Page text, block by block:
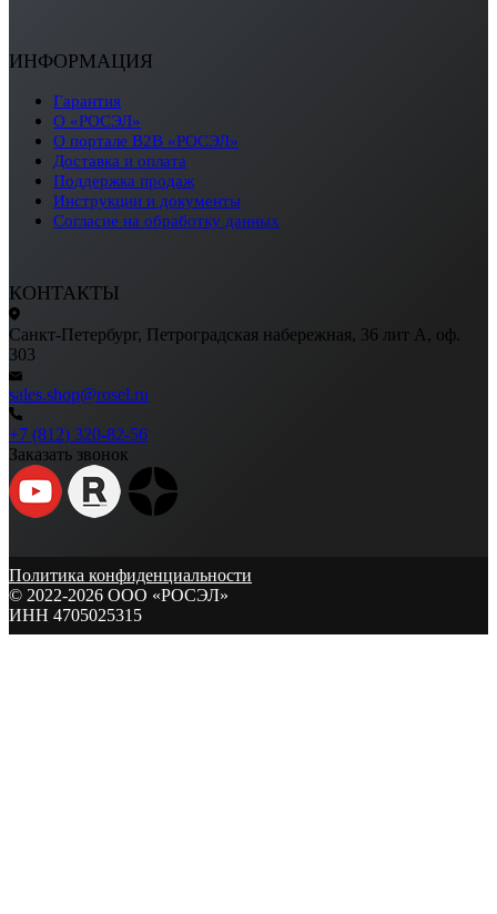
ИНФОРМАЦИЯ
Гарантия
О «РОСЭЛ»
О портале B2B «РОСЭЛ»
Доставка и оплата
Поддержка продаж
Инструкции и документы
Согласие на обработку данных
КОНТАКТЫ
Санкт-Петербург, Петроградская набережная, 36 лит А, оф.
303
sales.shop@rosel.ru
+7 (812) 320-82-56
Заказать звонок
Политика конфиденциальности
© 2022-2026 ООО «РОСЭЛ»
ИНН 4705025315